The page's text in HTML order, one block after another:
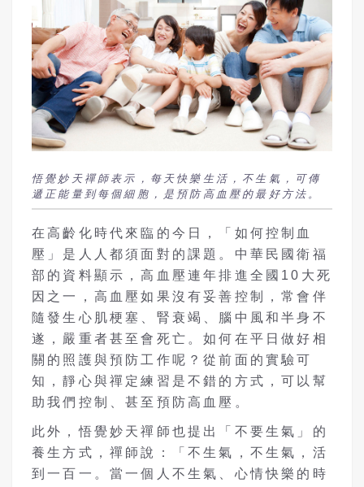
悟覺妙天禪師表示，每天快樂生活，不生氣，可傳
遞正能量到每個細胞，是預防高血壓的最好方法。
在高齡化時代來臨的今日，「如何控制血
壓」是人人都須面對的課題。中華民國衛福
部的資料顯示，高血壓連年排進全國10大死
因之一，高血壓如果沒有妥善控制，常會伴
隨發生心肌梗塞、腎衰竭、腦中風和半身不
遂，嚴重者甚至會死亡。如何在平日做好相
關的照護與預防工作呢？從前面的實驗可
知，靜心與禪定練習是不錯的方式，可以幫
助我們控制、甚至預防高血壓。
此外，悟覺妙天禪師也提出「不要生氣」的
養生方式，禪師說：「不生氣，不生氣，活
到一百一。當一個人不生氣、心情快樂的時